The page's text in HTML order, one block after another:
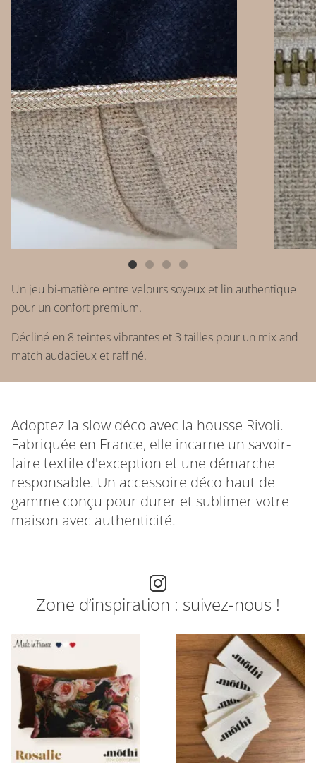
Un jeu bi-matière entre velours soyeux et lin authentique
pour un confort premium.
Décliné en 8 teintes vibrantes et 3 tailles pour un mix and
match audacieux et raffiné.
Adoptez la slow déco avec la housse Rivoli.
Fabriquée en France, elle incarne un savoir-
faire textile d'exception et une démarche
responsable. Un accessoire déco haut de
gamme conçu pour durer et sublimer votre
maison avec authenticité.
Zone d’inspiration : suivez-nous !